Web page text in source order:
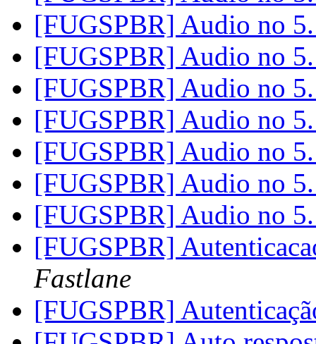
[FUGSPBR] Audio no
[FUGSPBR] Audio no
[FUGSPBR] Audio no
[FUGSPBR] Audio no
[FUGSPBR] Audio no
[FUGSPBR] Audio no
[FUGSPBR] Audio no
[FUGSPBR]
Fastlane
[FUGSPBR]